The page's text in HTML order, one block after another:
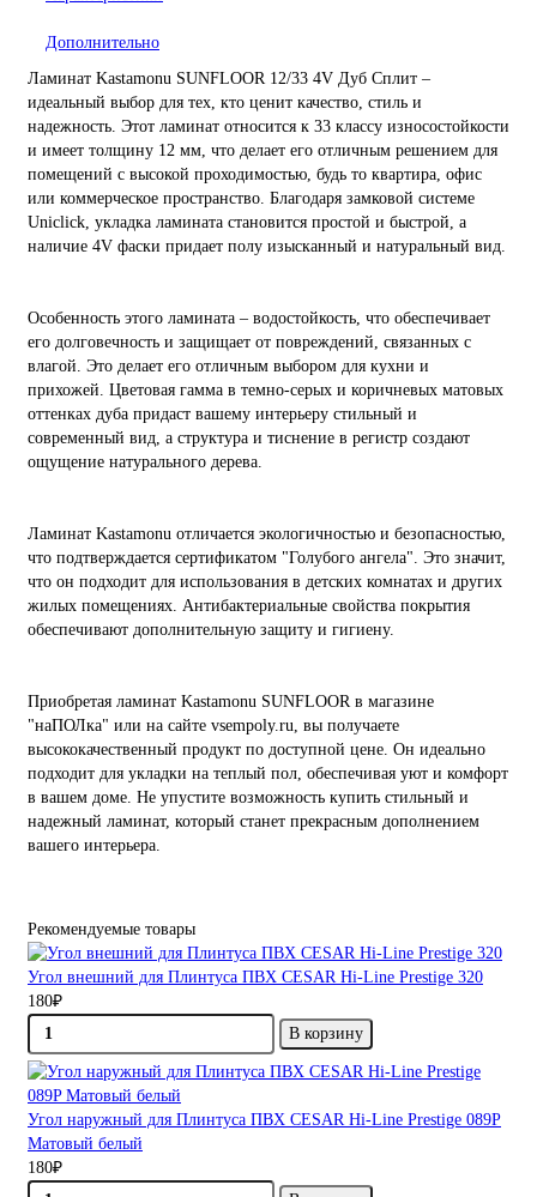
Дополнительно
Ламинат Kastamonu SUNFLOOR 12/33 4V Дуб Сплит –
идеальный выбор для тех, кто ценит качество, стиль и
надежность. Этот ламинат относится к 33 классу износостойкости
и имеет толщину 12 мм, что делает его отличным решением для
помещений с высокой проходимостью, будь то квартира, офис
или коммерческое пространство. Благодаря замковой системе
Uniclick, укладка ламината становится простой и быстрой, а
наличие 4V фаски придает полу изысканный и натуральный вид.
Особенность этого ламината – водостойкость, что обеспечивает
его долговечность и защищает от повреждений, связанных с
влагой. Это делает его отличным выбором для кухни и
прихожей. Цветовая гамма в темно-серых и коричневых матовых
оттенках дуба придаст вашему интерьеру стильный и
современный вид, а структура и тиснение в регистр создают
ощущение натурального дерева.
Ламинат Kastamonu отличается экологичностью и безопасностью,
что подтверждается сертификатом "Голубого ангела". Это значит,
что он подходит для использования в детских комнатах и других
жилых помещениях. Антибактериальные свойства покрытия
обеспечивают дополнительную защиту и гигиену.
Приобретая ламинат Kastamonu SUNFLOOR в магазине
"наПОЛка" или на сайте vsempoly.ru, вы получаете
высококачественный продукт по доступной цене. Он идеально
подходит для укладки на теплый пол, обеспечивая уют и комфорт
в вашем доме. Не упустите возможность купить стильный и
надежный ламинат, который станет прекрасным дополнением
вашего интерьера.
Рекомендуемые товары
Угол внешний для Плинтуса ПВХ CESAR Hi-Line Prestige 320
180₽
В корзину
Угол наружный для Плинтуса ПВХ CESAR Hi-Line Prestige 089P
Матовый белый
180₽